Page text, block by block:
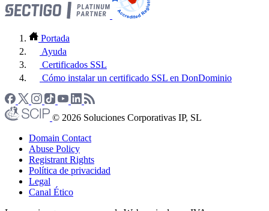
Portada
Ayuda
Certificados SSL
Cómo instalar un certificado SSL en DonDominio
© 2026 Soluciones Corporativas IP, SL
Domain Contact
Abuse Policy
Registrant Rights
Política de privacidad
Legal
Canal Ético